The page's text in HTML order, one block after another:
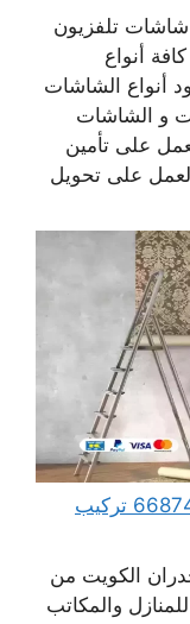
شاشات تلفزيون
أنواع
أنواع الشاشات
و الشاشات
على تأمين
على تحويل
فني تركيب ورق جدران الكويت 66874433 تركيب
الكويت من
والمكاتب